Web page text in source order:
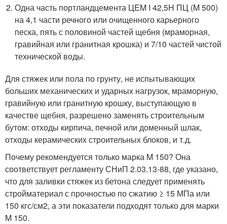
Одна часть портландцемента ЦEM I 42,5H ПЦ (M 500)
на 4,1 части речного или очищенного карьерного
песка, пять с половиной частей щебня (мраморная,
гравийная или гранитная крошка) и 7/10 частей чистой
технической воды.
Для стяжек или пола по грунту, не испытывающих
больших механических и ударных нагрузок, мраморную,
гравийную или гранитную крошку, выступающую в
качестве щебня, разрешено заменять строительным
бутом: отходы кирпича, печной или доменный шлак,
отходы керамических строительных блоков, и т.д.
Почему рекомендуется только марка M 150? Она
соответствует регламенту СНиП 2.03.13-88, где указано,
что для заливки стяжек из бетона следует применять
стройматериал с прочностью по сжатию ≥ 15 МПа или
150 кгс/см2, а эти показатели подходят только для марки
M 150.